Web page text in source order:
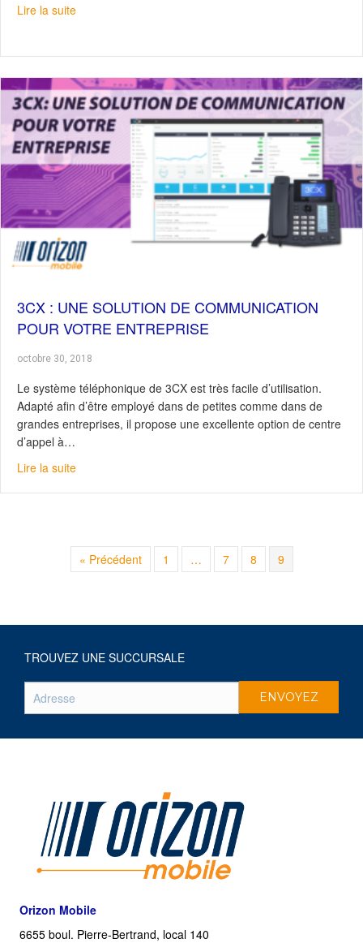
Lire la suiteabout Notre Top 5 – Accessoires
3CX : UNE SOLUTION DE COMMUNICATION
POUR VOTRE ENTREPRISE
octobre 30, 2018
Le système téléphonique de 3CX est très facile d’utilisation.
Adapté afin d’être employé dans de petites comme dans de
grandes entreprises, il propose une excellente option de centre
d’appel à…
Lire la suiteabout 3CX : Une solution de communication pour votre
« Précédent 1 … 7 8 9
TROUVEZ UNE SUCCURSALE
Orizon Mobile
6655 boul. Pierre-Bertrand, local 140